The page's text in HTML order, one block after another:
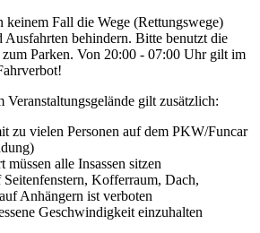
keinem Fall die Wege (Rettungswege)
behindern. Bitte benutzt die
zum Parken. Von 20:00 - 07:00 Uhr gilt im
Veranstaltungsgelände gilt zusätzlich:
zu vielen Personen auf dem PKW/Funcar
müssen alle Insassen sitzen
Kofferraum, Dach,
Anhängern ist verboten
Geschwindigkeit einzuhalten